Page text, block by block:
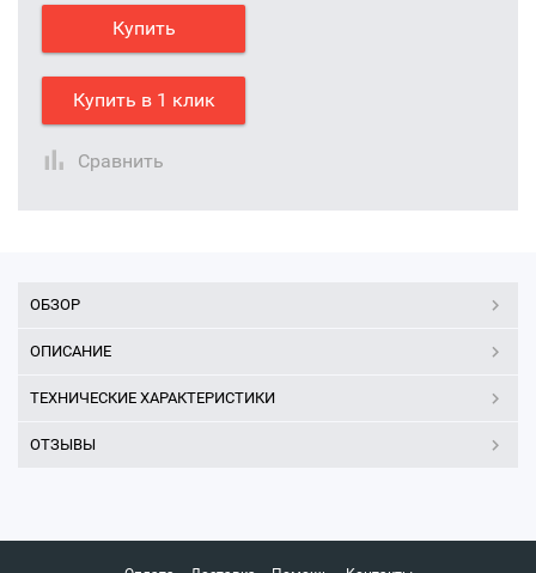
Купить
Купить в 1 клик
Сравнить
ОБЗОР
ОПИСАНИЕ
ТЕХНИЧЕСКИЕ ХАРАКТЕРИСТИКИ
ОТЗЫВЫ